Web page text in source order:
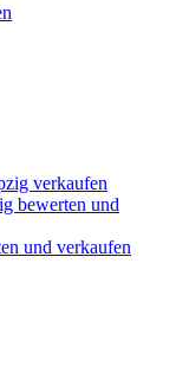
verkaufen
bewerten und
und verkaufen